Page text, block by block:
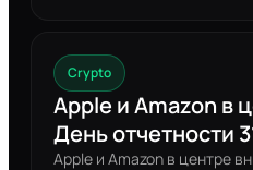
Crypto
Apple и Amazon в
День отчетности
Apple и Amazon в центре